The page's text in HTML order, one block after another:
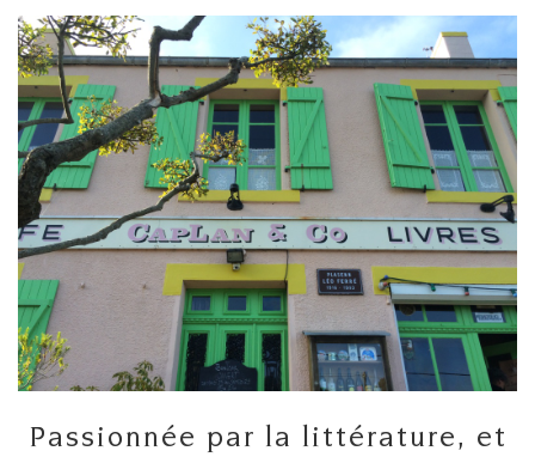
Passionnée par la littérature, et